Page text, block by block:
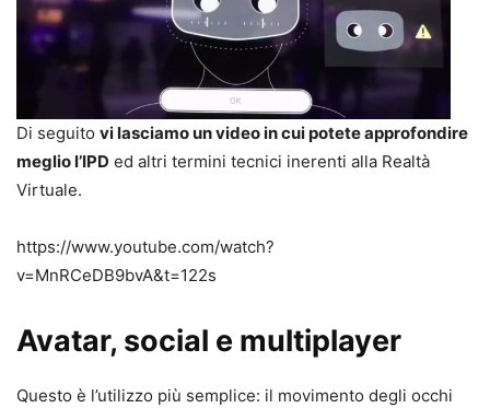
Di seguito vi lasciamo un video in cui potete approfondire
meglio l’IPD ed altri termini tecnici inerenti alla Realtà
Virtuale.
https://www.youtube.com/watch?
v=MnRCeDB9bvA&t=122s
Avatar, social e multiplayer
Questo è l’utilizzo più semplice: il movimento degli occhi